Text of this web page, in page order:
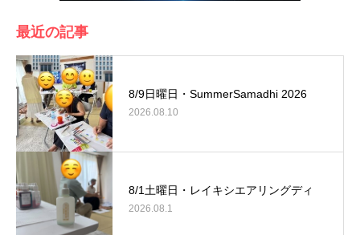
最近の記事
8/9日曜日・SummerSamadhi 2026
2026.08.10
8/1土曜日・レイキシエアリングディ
2026.08.1